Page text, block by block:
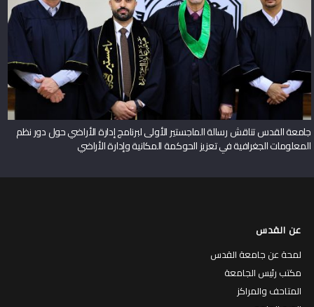
جامعة القدس تناقش رسالة الماجستير الأولى لبرنامج إدارة الأراضي حول دور نظم
المعلومات الجغرافية في تعزيز الحوكمة المكانية وإدارة الأراضي
عن القدس
لمحة عن جامعة القدس
مكتب رئيس الجامعة
المتاحف والمراكز